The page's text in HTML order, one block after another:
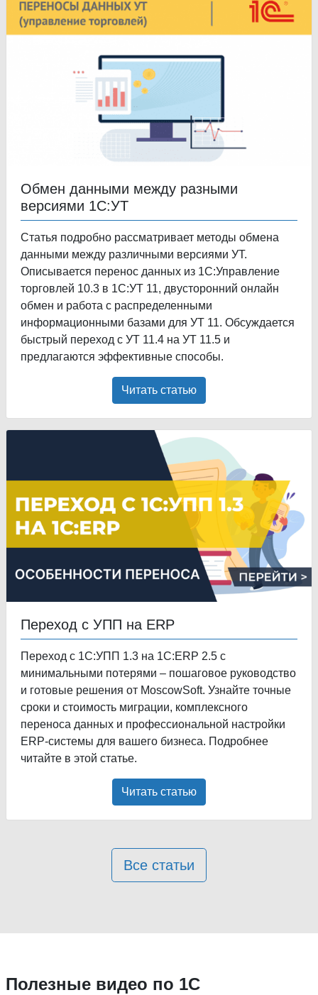
Обмен данными между разными
версиями 1С:УТ
Статья подробно рассматривает методы обмена
данными между различными версиями УТ.
Описывается перенос данных из 1С:Управление
торговлей 10.3 в 1С:УТ 11, двусторонний онлайн
обмен и работа с распределенными
информационными базами для УТ 11. Обсуждается
быстрый переход с УТ 11.4 на УТ 11.5 и
предлагаются эффективные способы.
Читать статью
Переход с УПП на ERP
Переход с 1С:УПП 1.3 на 1С:ERP 2.5 с
минимальными потерями – пошаговое руководство
и готовые решения от MoscowSoft. Узнайте точные
сроки и стоимость миграции, комплексного
переноса данных и профессиональной настройки
ERP-системы для вашего бизнеса. Подробнее
читайте в этой статье.
Читать статью
Все статьи
Полезные видео по 1С